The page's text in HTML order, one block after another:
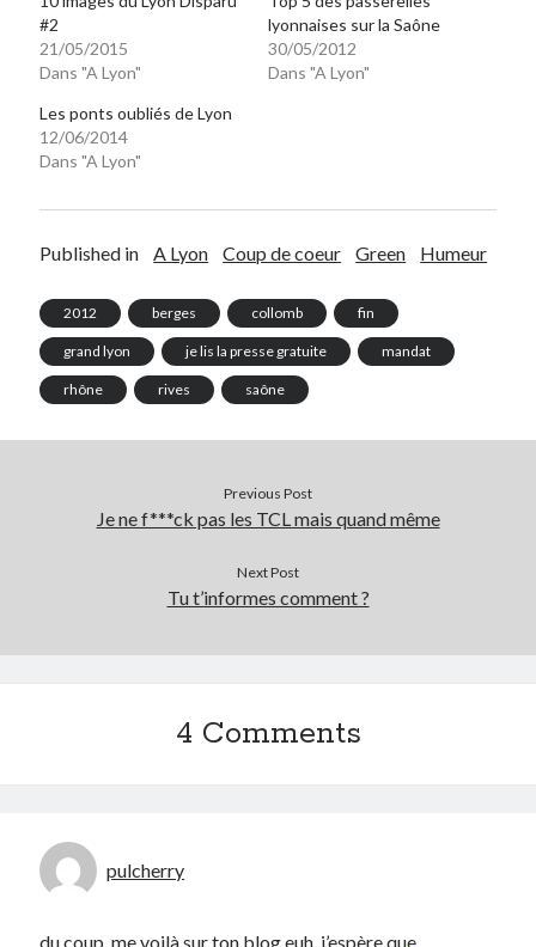
#2
21/05/2015
Dans "A Lyon"
lyonnaises sur la Saône
30/05/2012
Dans "A Lyon"
Les ponts oubliés de Lyon
12/06/2014
Dans "A Lyon"
Published in A Lyon Coup de coeur Green Humeur
2012 berges collomb fin
grand lyon je lis la presse gratuite mandat
rhône rives saône
Previous Post
Je ne f***ck pas les TCL mais quand même
Next Post
Tu t’informes comment ?
4 Comments
pulcherry
du coup, me voilà sur ton blog euh, j’espère que